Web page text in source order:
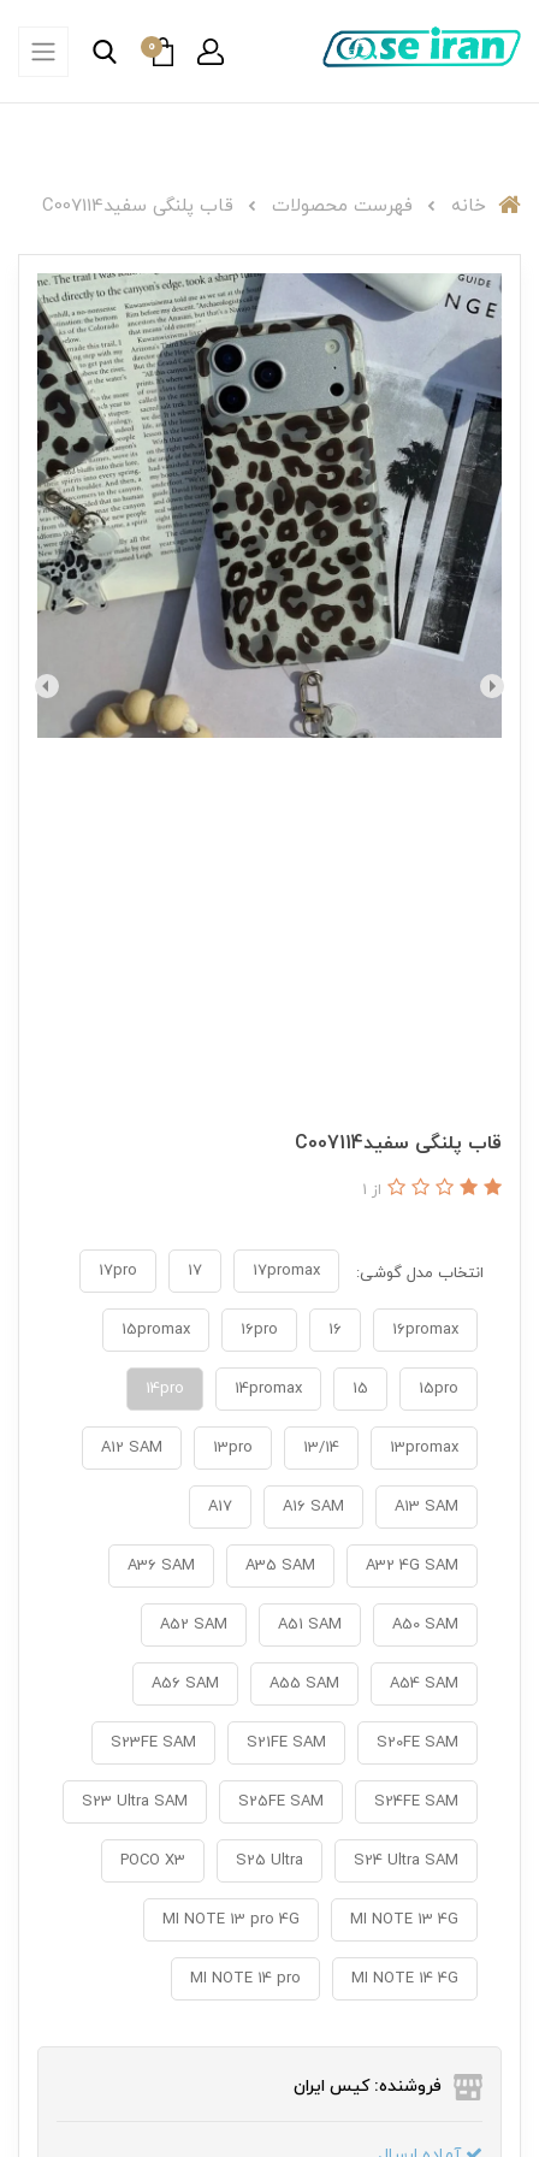
0
خانه فهرست محصولات قاب پلنگی سفیدC007114
قاب پلنگی سفیدC007114
از 1
انتخاب مدل گوشی: 17promax
17
17pro
16promax
16
16pro
15promax
15pro
15
14promax
14pro
13promax
13/14
13pro
A12 SAM
A13 SAM
A16 SAM
A17
A32 4G SAM
A35 SAM
A36 SAM
A50 SAM
A51 SAM
A52 SAM
A54 SAM
A55 SAM
A56 SAM
S20FE SAM
S21FE SAM
S23FE SAM
S24FE SAM
S25FE SAM
S23 Ultra SAM
S24 Ultra SAM
S25 Ultra
POCO X3
MI NOTE 13 4G
MI NOTE 13 pro 4G
MI NOTE 14 4G
MI NOTE 14 pro
فروشنده: کیس ایران